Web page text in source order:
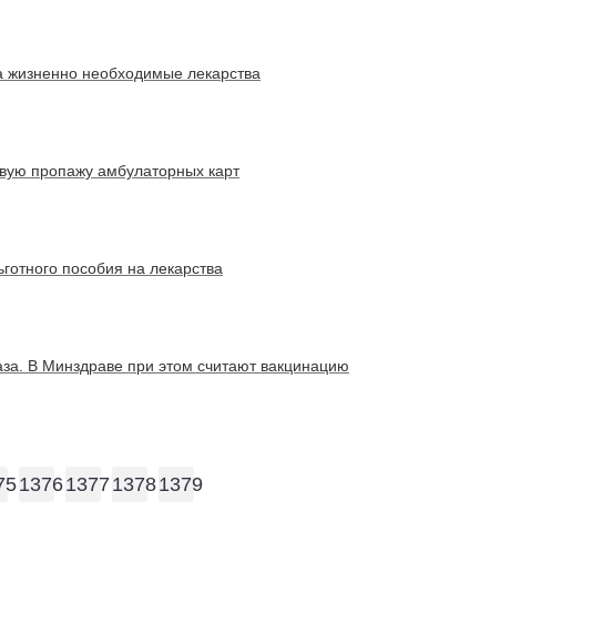
жизненно необходимые лекарства
пропажу амбулаторных карт
пособия на лекарства
В Минздраве при этом считают вакцинацию
13761377 13781379